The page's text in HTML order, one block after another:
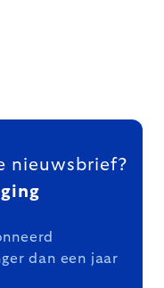
nieuwsbrief?
dan een jaar